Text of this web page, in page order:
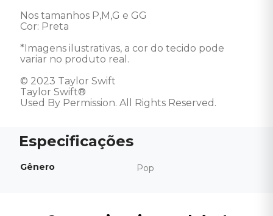
Nos tamanhos P,M,G e GG
Cor: Preta
*Imagens ilustrativas, a cor do tecido pode
variar no produto real.
© 2023 Taylor Swift
Taylor Swift®
Used By Permission. All Rights Reserved.
Gênero Pop